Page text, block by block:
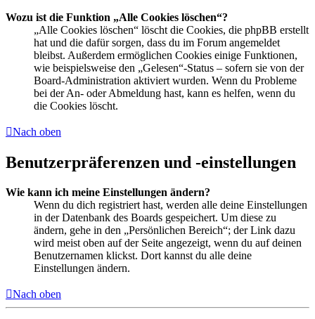
Wozu ist die Funktion „Alle Cookies löschen“?
„Alle Cookies löschen“ löscht die Cookies, die phpBB erstellt
hat und die dafür sorgen, dass du im Forum angemeldet
bleibst. Außerdem ermöglichen Cookies einige Funktionen,
wie beispielsweise den „Gelesen“-Status – sofern sie von der
Board-Administration aktiviert wurden. Wenn du Probleme
bei der An- oder Abmeldung hast, kann es helfen, wenn du
die Cookies löscht.
Nach oben
Benutzerpräferenzen und -einstellungen
Wie kann ich meine Einstellungen ändern?
Wenn du dich registriert hast, werden alle deine Einstellungen
in der Datenbank des Boards gespeichert. Um diese zu
ändern, gehe in den „Persönlichen Bereich“; der Link dazu
wird meist oben auf der Seite angezeigt, wenn du auf deinen
Benutzernamen klickst. Dort kannst du alle deine
Einstellungen ändern.
Nach oben